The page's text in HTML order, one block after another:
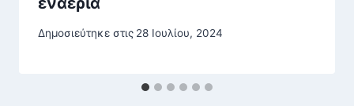
Δημοσιεύτηκε στις 28 Ιουλίου, 2024